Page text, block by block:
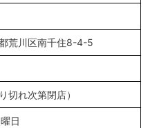
荒川区南千住8-4-5
切れ次第閉店）
日